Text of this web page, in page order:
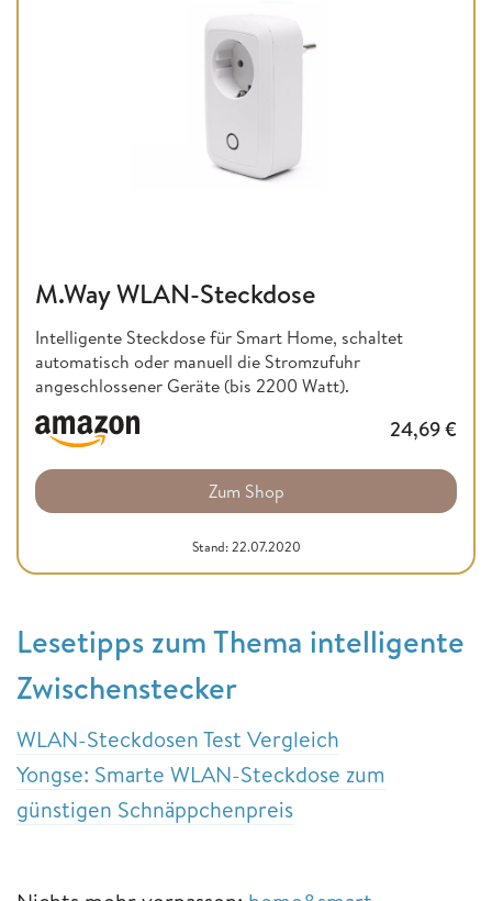
M.Way WLAN-Steckdose
Intelligente Steckdose für Smart Home, schaltet
automatisch oder manuell die Stromzufuhr
angeschlossener Geräte (bis 2200 Watt).
24,69€
Zum Shop
Stand: 22.07.2020
Lesetipps zum Thema intelligente
Zwischenstecker
WLAN-Steckdosen Test Vergleich
Yongse: Smarte WLAN-Steckdose zum
günstigen Schnäppchenpreis